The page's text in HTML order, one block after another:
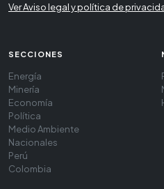
Ver Aviso legal y política de
SECCIONES
Energía
Minería
Economía
Política
Medio Ambiente
Nacionales
Perú
Colombia